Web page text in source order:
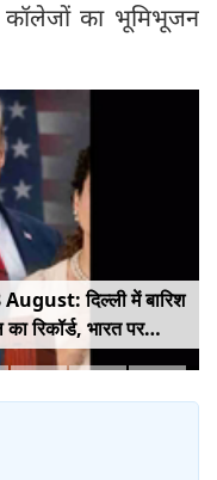
का भूमिभूजन
दिल्ली में बारिश
रिकॉर्ड, भारत पर
खतरा; Gen Z पर कंगना